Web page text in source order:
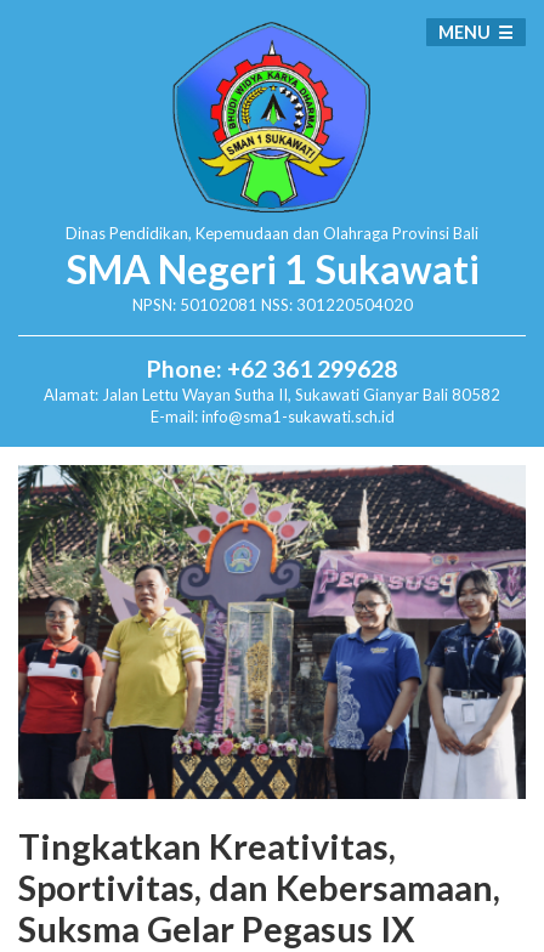
Dinas Pendidikan, Kepemudaan dan Olahraga Provinsi Bali
SMA Negeri 1 Sukawati
NPSN: 50102081 NSS: 301220504020
Phone: +62 361 299628
Alamat: Jalan Lettu Wayan Sutha II, SukawatiGianyar Bali 80582
E-mail: info@sma1-sukawati.sch.id
MENU
Tingkatkan Kreativitas,
Sportivitas, dan Kebersamaan,
Suksma Gelar Pegasus IX